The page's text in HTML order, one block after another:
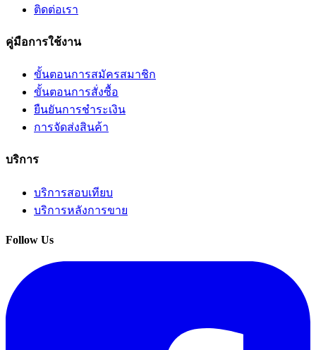
ติดต่อเรา
คู่มือการใช้งาน
ขั้นตอนการสมัครสมาชิก
ขั้นตอนการสั่งซื้อ
ยืนยันการชำระเงิน
การจัดส่งสินค้า
บริการ
บริการสอบเทียบ
บริการหลังการขาย
Follow Us